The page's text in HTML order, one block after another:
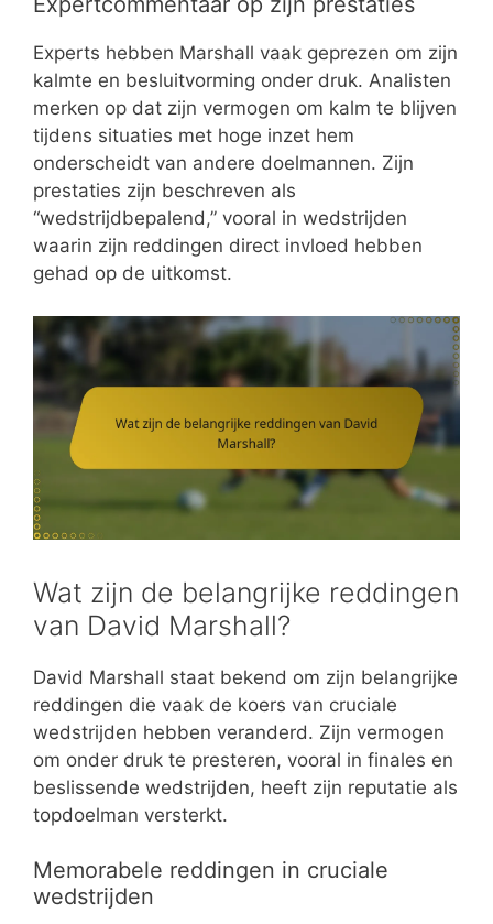
Experts hebben Marshall vaak geprezen om zijn
kalmte en besluitvorming onder druk. Analisten
merken op dat zijn vermogen om kalm te blijven
tijdens situaties met hoge inzet hem
onderscheidt van andere doelmannen. Zijn
prestaties zijn beschreven als
“wedstrijdbepalend,” vooral in wedstrijden
waarin zijn reddingen direct invloed hebben
gehad op de uitkomst.
Wat zijn de belangrijke reddingen
van David Marshall?
David Marshall staat bekend om zijn belangrijke
reddingen die vaak de koers van cruciale
wedstrijden hebben veranderd. Zijn vermogen
om onder druk te presteren, vooral in finales en
beslissende wedstrijden, heeft zijn reputatie als
topdoelman versterkt.
Memorabele reddingen in cruciale
wedstrijden